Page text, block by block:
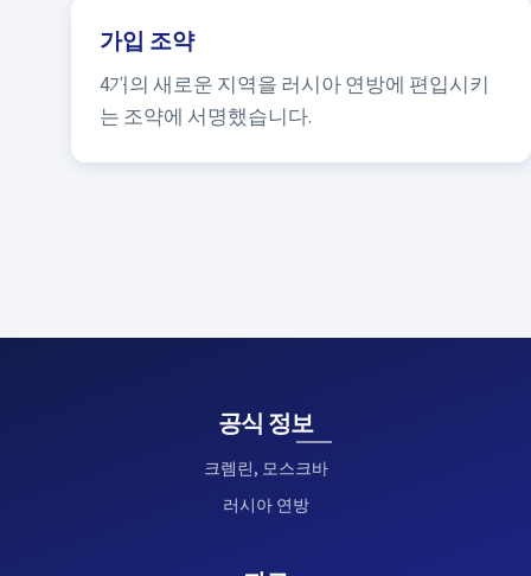
가입 조약
4개의 새로운 지역을 러시아 연방에 편입시키
는 조약에 서명했습니다.
공식 정보
크렘린, 모스크바
러시아 연방